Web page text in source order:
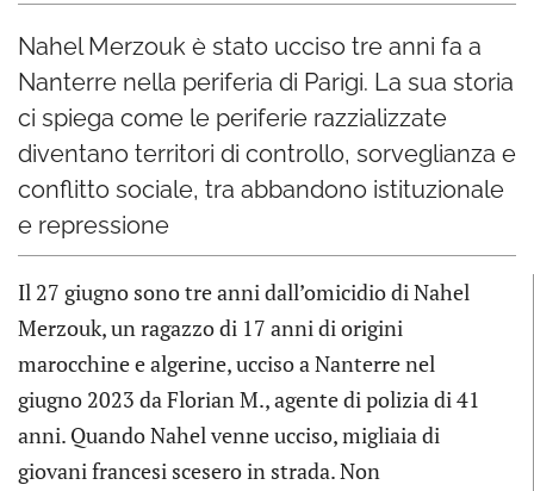
Nahel Merzouk è stato ucciso tre anni fa a
Nanterre nella periferia di Parigi. La sua storia
ci spiega come le periferie razzializzate
diventano territori di controllo, sorveglianza e
conflitto sociale, tra abbandono istituzionale
e repressione
Il 27 giugno sono tre anni dall’omicidio di Nahel
Merzouk, un ragazzo di 17 anni di origini
marocchine e algerine, ucciso a Nanterre nel
giugno 2023 da Florian M., agente di polizia di 41
anni. Quando Nahel venne ucciso, migliaia di
giovani francesi scesero in strada. Non